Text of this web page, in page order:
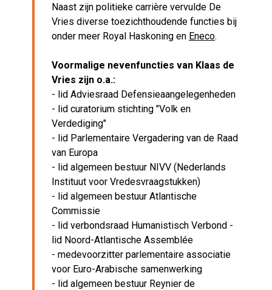
Naast zijn politieke carrière vervulde De
Vries diverse toezichthoudende functies bij
onder meer Royal Haskoning en Eneco.
Voormalige nevenfuncties van Klaas de
Vries zijn o.a.:
- lid Adviesraad Defensieaangelegenheden
- lid curatorium stichting "Volk en
Verdediging"
- lid Parlementaire Vergadering van de Raad
van Europa
- lid algemeen bestuur NIVV (Nederlands
Instituut voor Vredesvraagstukken)
- lid algemeen bestuur Atlantische
Commissie
- lid verbondsraad Humanistisch Verbond -
lid Noord-Atlantische Assemblée
- medevoorzitter parlementaire associatie
voor Euro-Arabische samenwerking
- lid algemeen bestuur Reynier de